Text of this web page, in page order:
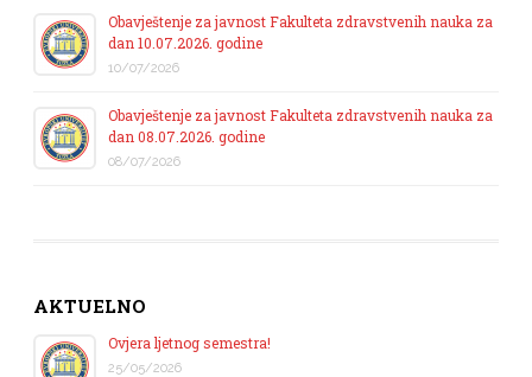
Obavještenje za javnost Fakulteta zdravstvenih nauka za
dan 10.07.2026. godine
10/07/2026
Obavještenje za javnost Fakulteta zdravstvenih nauka za
dan 08.07.2026. godine
08/07/2026
AKTUELNO
Ovjera ljetnog semestra!
25/05/2026